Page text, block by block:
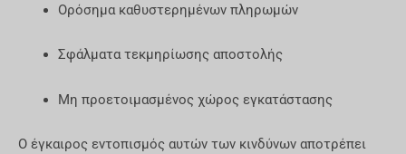
Ορόσημα καθυστερημένων πληρωμών
Σφάλματα τεκμηρίωσης αποστολής
Μη προετοιμασμένος χώρος εγκατάστασης
Ο έγκαιρος εντοπισμός αυτών των κινδύνων αποτρέπει